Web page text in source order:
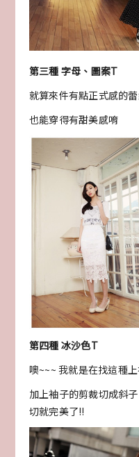
第三種 字母、圖案T
就算來件有點正式感的
也能穿得有甜美感唷
第四種 冰沙色T
噢~~~ 我就是在找這種
加上袖子的剪裁切成斜
切就完美了!!